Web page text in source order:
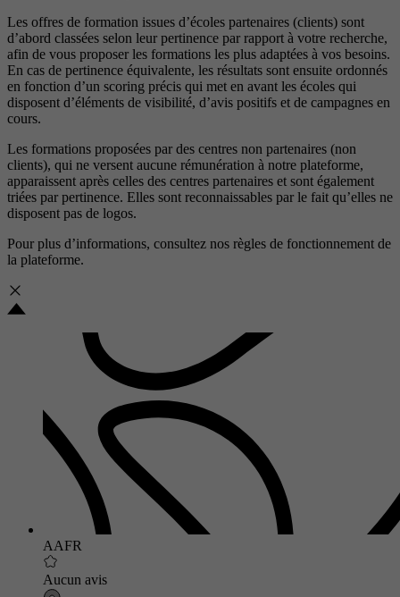
Les offres de formation issues d’écoles partenaires (clients) sont
d’abord classées selon leur pertinence par rapport à votre recherche,
afin de vous proposer les formations les plus adaptées à vos besoins.
En cas de pertinence équivalente, les résultats sont ensuite ordonnés
en fonction d’un scoring précis qui met en avant les écoles qui
disposent d’éléments de visibilité, d’avis positifs et de campagnes en
cours.
Les formations proposées par des centres non partenaires (non
clients), qui ne versent aucune rémunération à notre plateforme,
apparaissent après celles des centres partenaires et sont également
triées par pertinence. Elles sont reconnaissables par le fait qu’elles ne
disposent pas de logos.
Pour plus d’informations, consultez nos règles de fonctionnement de
la plateforme.
AAFR
Aucun avis